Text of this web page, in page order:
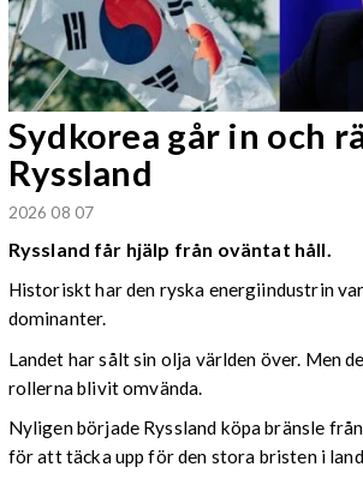
Sydkorea går in och
Ryssland
2026 08 07
Ryssland får hjälp från oväntat håll.
Historiskt har den ryska energiindustrin
dominanter.
Landet har sålt sin olja världen över. Men
rollerna blivit omvända.
Nyligen började Ryssland köpa bränsle
för att täcka upp för den stora bristen i